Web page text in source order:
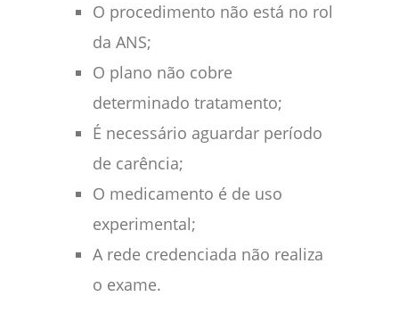
O procedimento não está no rol
da ANS;
O plano não cobre
determinado tratamento;
É necessário aguardar período
de carência;
O medicamento é de uso
experimental;
A rede credenciada não realiza
o exame.